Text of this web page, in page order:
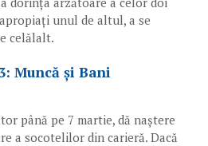
unul de altul, a se
celălalt.
Muncă și Bani
până pe 7 martie, dă naștere
a socotelilor din carieră. Dacă